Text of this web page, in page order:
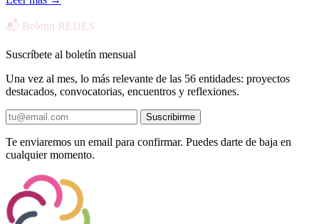
📬 Boletín REDES
Suscríbete al boletín mensual
Una vez al mes, lo más relevante de las 56 entidades: proyectos
destacados, convocatorias, encuentros y reflexiones.
Suscribirme
Te enviaremos un email para confirmar. Puedes darte de baja en
cualquier momento.